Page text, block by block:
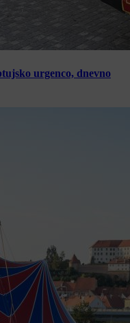
urgenco, dnevno